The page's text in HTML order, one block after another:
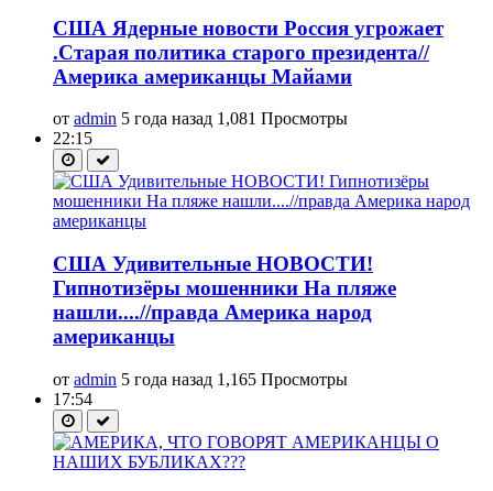
США Ядерные новости Россия угрожает
.Старая политика старого президента//
Америка американцы Майами
от admin 5 года назад 1,081 Просмотры
22:15
США Удивительные НОВОСТИ!
Гипнотизёры мошенники На пляже
нашли....//правда Америка народ
американцы
от admin 5 года назад 1,165 Просмотры
17:54